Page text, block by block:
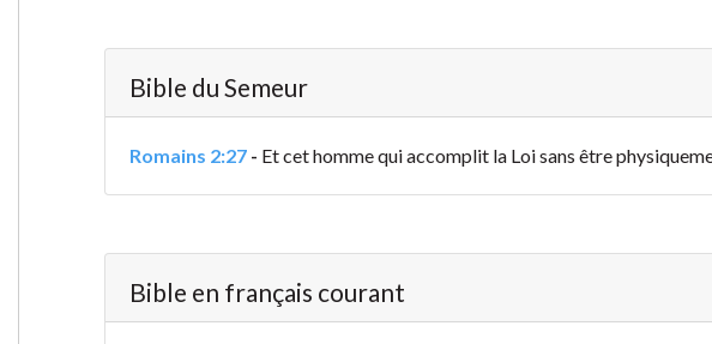
Bible du Semeur
Romains 2:27- Et cet homme qui accomplit la Loi sans être
Bible en français courant